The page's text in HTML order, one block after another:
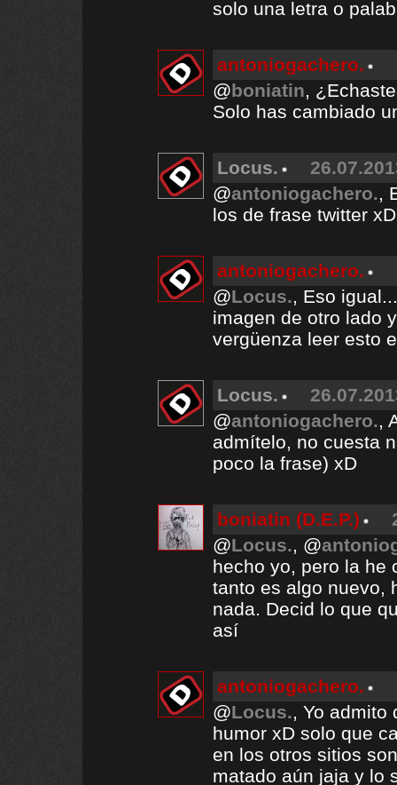
solo una letra o
antoniogachero.
@boniatin,
Solo has cambiado
Locus.
@antoniogachero.,
los de frase twitter
antoniogachero.
@Locus., Eso
imagen de otro lado
vergüenza leer esto
Locus.
@antoniogachero.,
admítelo, no cuesta
poco la frase) xD
boniatin (D.E.P.)
@Locus., @
hecho yo, pero la he
tanto es algo nuevo,
nada. Decid lo que
así
antoniogachero.
@Locus., Yo admito
humor xD solo que
en los otros sitios
matado aún jaja y lo